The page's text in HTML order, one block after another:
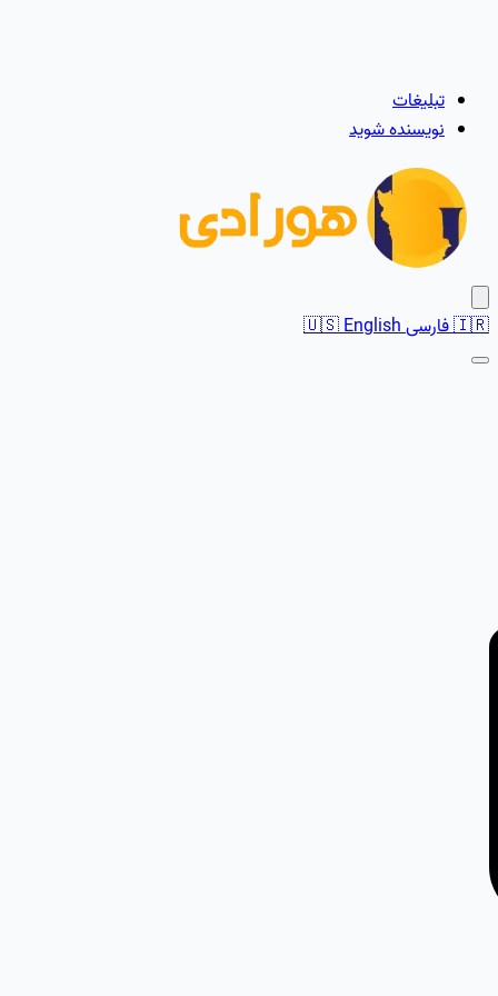
تبلیغات
نویسنده شوید
🇮🇷فارسی 🇺🇸English